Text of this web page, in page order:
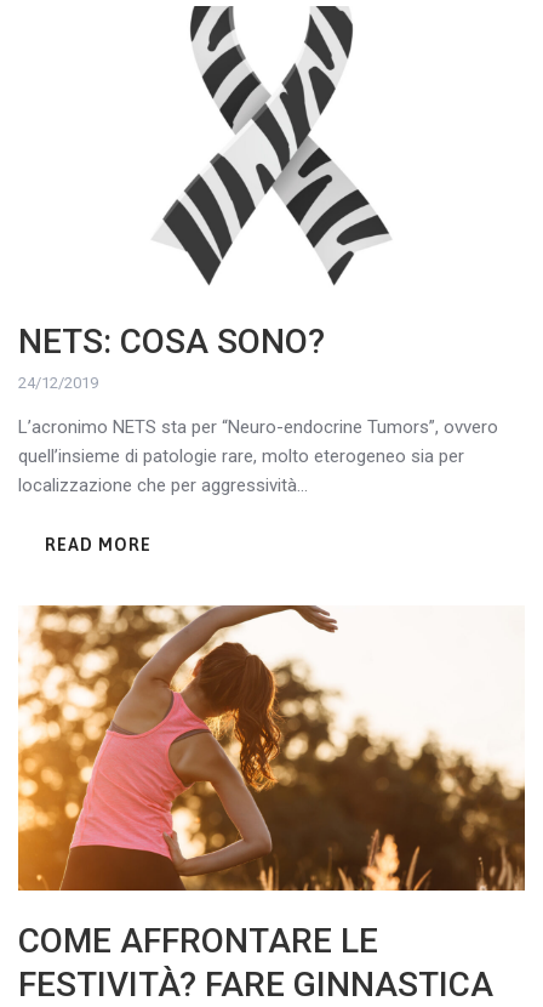
NETS: COSA SONO?
24/12/2019
L’acronimo NETS sta per “Neuro-endocrine Tumors”, ovvero
quell’insieme di patologie rare, molto eterogeneo sia per
localizzazione che per aggressività...
READ MORE
COME AFFRONTARE LE
FESTIVITÀ? FARE GINNASTICA